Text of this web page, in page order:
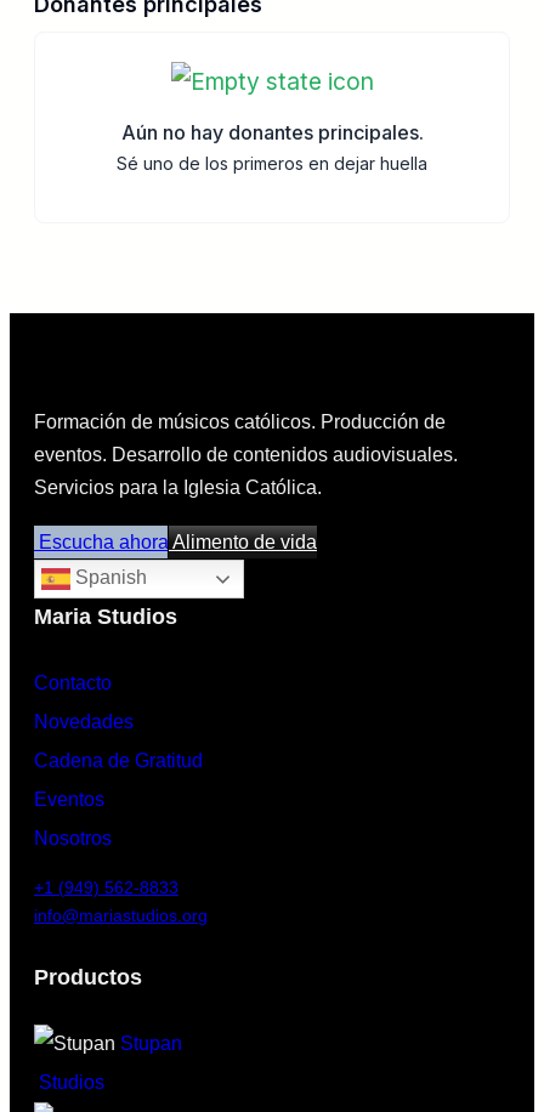
Aún no hay donantes principales.
Sé uno de los primeros en dejar huella
Formación de músicos católicos. Producción de
eventos. Desarrollo de contenidos audiovisuales.
Servicios para la Iglesia Católica.
Escucha ahoraAlimento de vida
Spanish
Maria Studios
Contacto
Novedades
Cadena de Gratitud
Eventos
Nosotros
+1 (949) 562-8833
info@mariastudios.org
Productos
Stupan
Studios